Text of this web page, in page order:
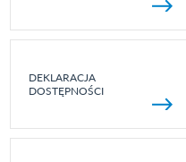
DEKLARACJA
DOSTĘPNOŚCI